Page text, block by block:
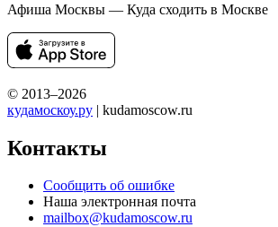
Афиша Москвы — Куда сходить в Москве
© 2013–2026
кудамоскоу.ру | kudamoscow.ru
Контакты
Сообщить об ошибке
Наша электронная почта
mailbox@kudamoscow.ru